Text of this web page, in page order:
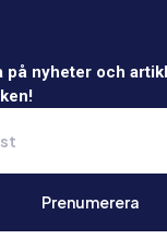
på nyheter och